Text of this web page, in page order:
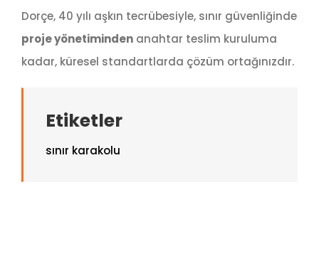
Dorçe, 40 yılı aşkın tecrübesiyle, sınır güvenliğinde
proje yönetimindenanahtar teslim kuruluma
kadar, küresel standartlarda çözüm ortağınızdır.
Etiketler
sınır karakolu